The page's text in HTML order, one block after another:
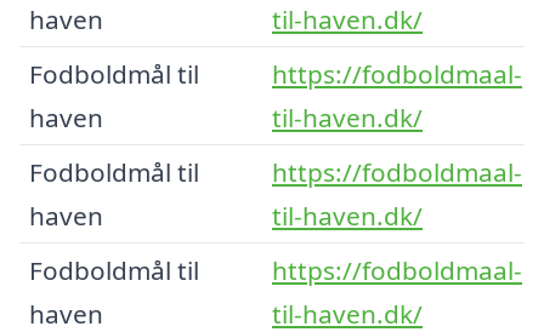
haven
til-haven.dk/
Fodboldmål til
haven
https://fodboldmaal-
til-haven.dk/
Fodboldmål til
haven
https://fodboldmaal-
til-haven.dk/
Fodboldmål til
haven
https://fodboldmaal-
til-haven.dk/